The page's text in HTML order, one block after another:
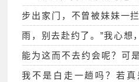
步出家门，不曾被妹妹一
雨，别去赴约了。”我心想
能为这而不去约会呢？可
我不是白走一趟吗？若